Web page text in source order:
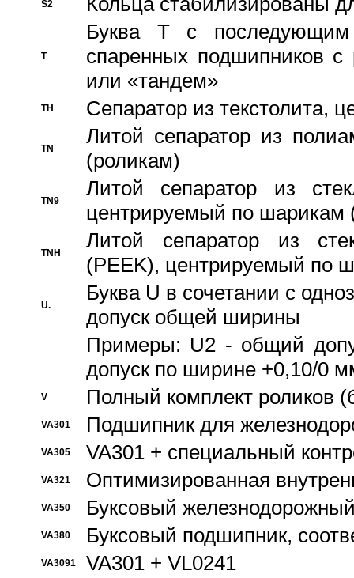
S2
T
Буква T с
спаренных подшипников
или «тандем»
TH Сепаратор из текстолита,
TN
Литой сепаратор из
(роликам)
TN9
Литой сепаратор из
центрируемый по шарикам
TNH
Литой сепаратор из
(PEEK), центрируемый по
U.
Буква U в сочетании с
допуск общей ширины
Примеры: U2 - общий
допуск по ширине +0,10/0
V Полный комплект роликов
VA301 Подшипник для
VA305 VA301 + специальный
VA321 Оптимизированная
VA350 Буксовый
VA380 Буксовый подшипник,
VA3091 VA301 + VL0241